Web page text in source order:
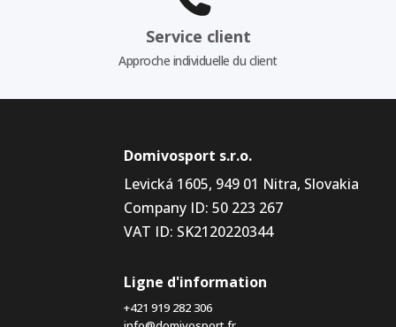
Service client
Approche individuelle du client
Domivosport s.r.o.
Levická 1605, 949 01 Nitra, Slovakia
Company ID: 50 223 267
VAT ID: SK2120220344
Ligne d'information
+421 919 282 306